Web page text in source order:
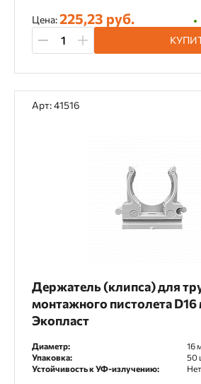
Цена:225,23 руб.
Арт: 41516
Держатель (клипса) для
монтажного пистолета D16
Экопласт
Диаметр:
16
Упаковка:
50
Устойчивость к УФ-излучению:
Нет